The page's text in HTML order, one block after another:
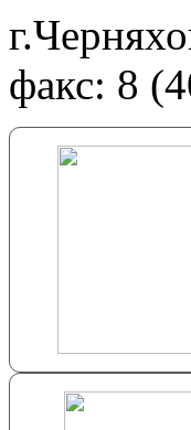
факс: 8